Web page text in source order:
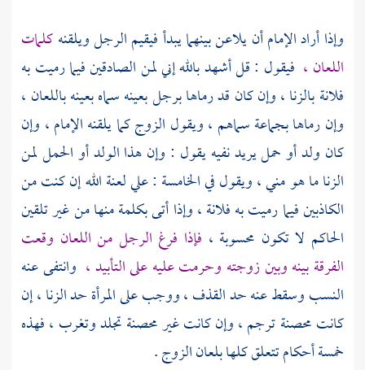
وإذا أراد الإمام أن يلاعن بينهما يبدأ فيقيم الرجل ويلقنهكلمات
اللعان ، فيقول : قل أشهد بالله إني لمن الصادقين فيما رميت به
فلانة بالزنا ، وإن كان قد رماها برجل بعينه سماه بعينه باللعان ،
وإن رماها بجماعة سماهم ، ويقول الزوج كما يلقنه الإمام ، وإن
كان ولد أو حمل يريد نفيه يقول : وإن هذا الولد أو الحمل لمن
الزنا ما هو مني ، ويقول في الخامسة : علي لعنة الله إن كنت من
الكاذبين فيما رميت به فلانة ، وإذا أتى بكلمة منها من غير تلقين
الحاكم لا تكون محسوبة ، فإذا فرغ الرجل من اللعان وقعت
الفرقة بينه وبين زوجته وحرمت عليه على التأبيد ، وانتفى عنه
النسب وسقط عنه حد القذف ، ووجب على المرأة حد الزنا ، إن
كانت محصنة ترجم ، وإن كانت غير محصنة تجلد وتغرب ، فهذه
خمسة أحكام تتعلق كلها بلعان الزوج .